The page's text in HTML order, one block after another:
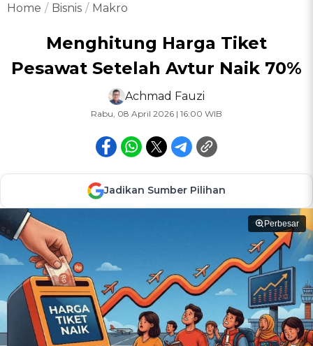
Home Bisnis Makro
Menghitung Harga Tiket
Pesawat Setelah Avtur Naik 70%
Achmad Fauzi
Rabu, 08 April 2026 | 16:00 WIB
Jadikan Sumber Pilihan
Perbesar